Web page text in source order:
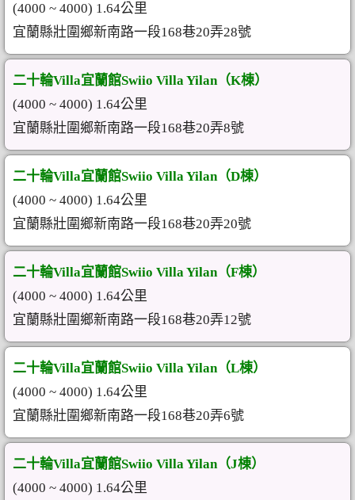
(4000 ~ 4000) 1.64公里
宜蘭縣壯圍鄉新南路一段168巷20弄28號
二十輪Villa宜蘭館Swiio Villa Yilan（K棟）
(4000 ~ 4000) 1.64公里
宜蘭縣壯圍鄉新南路一段168巷20弄8號
二十輪Villa宜蘭館Swiio Villa Yilan（D棟）
(4000 ~ 4000) 1.64公里
宜蘭縣壯圍鄉新南路一段168巷20弄20號
二十輪Villa宜蘭館Swiio Villa Yilan（F棟）
(4000 ~ 4000) 1.64公里
宜蘭縣壯圍鄉新南路一段168巷20弄12號
二十輪Villa宜蘭館Swiio Villa Yilan（L棟）
(4000 ~ 4000) 1.64公里
宜蘭縣壯圍鄉新南路一段168巷20弄6號
二十輪Villa宜蘭館Swiio Villa Yilan（J棟）
(4000 ~ 4000) 1.64公里